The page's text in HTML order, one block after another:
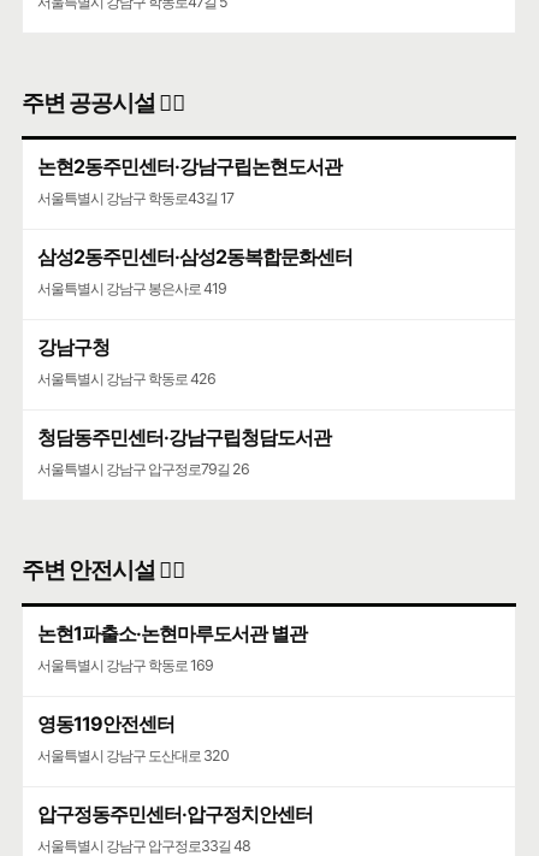
주변 공공시설 👨‍✈️
논현2동주민센터·강남구립논현도서관
서울특별시 강남구 학동로43길 17
삼성2동주민센터·삼성2동복합문화센터
서울특별시 강남구 봉은사로 419
강남구청
서울특별시 강남구 학동로 426
청담동주민센터·강남구립청담도서관
서울특별시 강남구 압구정로79길 26
주변 안전시설 👮‍♀️
논현1파출소·논현마루도서관 별관
서울특별시 강남구 학동로 169
영동119안전센터
서울특별시 강남구 도산대로 320
압구정동주민센터·압구정치안센터
서울특별시 강남구 압구정로33길 48